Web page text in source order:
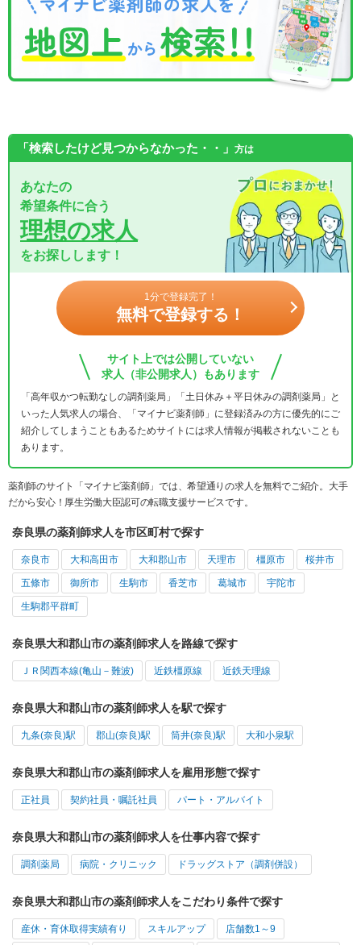
「検索したけど見つからなかった・・」 方は
あなたの
希望条件に合う
理想の求人
をお探しします！
1分で登録完了！
無料で登録する！
サイト上では公開していない
求人（非公開求人）もあります
「高年収かつ転勤なしの調剤薬局」「土日休み＋平日休みの調剤薬局」と
いった人気求人の場合、「マイナビ薬剤師」に登録済みの方に優先的にご
紹介してしまうこともあるためサイトには求人情報が掲載されないことも
あります。
薬剤師のサイト「マイナビ薬剤師」では、希望通りの求人を無料でご紹介。大手
だから安心！厚生労働大臣認可の転職支援サービスです。
奈良県の薬剤師求人を市区町村で探す
奈良市 大和高田市 大和郡山市 天理市 橿原市 桜井市
五條市 御所市 生駒市 香芝市 葛城市 宇陀市
生駒郡平群町
奈良県大和郡山市の薬剤師求人を路線で探す
ＪＲ関西本線(亀山－難波) 近鉄橿原線 近鉄天理線
奈良県大和郡山市の薬剤師求人を駅で探す
九条(奈良)駅 郡山(奈良)駅 筒井(奈良)駅 大和小泉駅
奈良県大和郡山市の薬剤師求人を雇用形態で探す
正社員 契約社員・嘱託社員 パート・アルバイト
奈良県大和郡山市の薬剤師求人を仕事内容で探す
調剤薬局 病院・クリニック ドラッグストア（調剤併設）
奈良県大和郡山市の薬剤師求人をこだわり条件で探す
産休・育休取得実績有り スキルアップ 店舗数1～9